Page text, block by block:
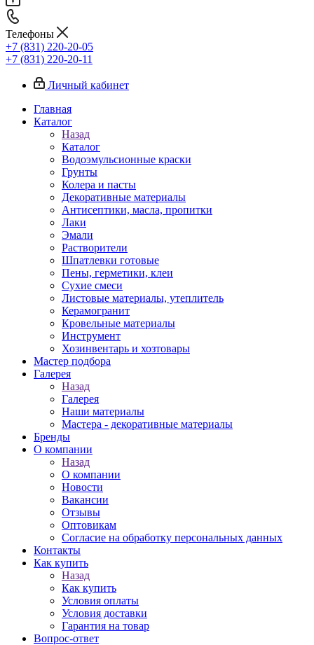
Телефоны
+7 (831) 220-20-05
+7 (831) 220-20-11
Личный кабинет
Главная
Каталог
Назад
Каталог
Водоэмульсионные краски
Грунты
Колера и пасты
Декоративные материалы
Антисептики, масла, пропитки
Лаки
Эмали
Растворители
Шпатлевки готовые
Пены, герметики, клеи
Сухие смеси
Листовые материалы, утеплитель
Керамогранит
Кровельные материалы
Инструмент
Хозинвентарь и хозтовары
Мастер подбора
Галерея
Назад
Галерея
Наши материалы
Мастера - декоративные материалы
Бренды
О компании
Назад
О компании
Новости
Вакансии
Отзывы
Оптовикам
Cогласие на обработку персональных данных
Контакты
Как купить
Назад
Как купить
Условия оплаты
Условия доставки
Гарантия на товар
Вопрос-ответ